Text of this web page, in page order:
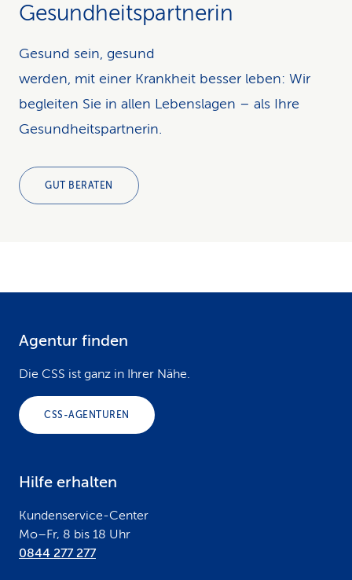
Gesundheitspartnerin
Gesund sein, gesund
werden, mit einer Krankheit besser leben: Wir
begleiten Sie in allen Lebenslagen – als Ihre
Gesundheitspartnerin.
GUT BERATEN
Agentur finden
Die CSS ist ganz in Ihrer Nähe.
CSS-AGENTUREN
Hilfe erhalten
Kundenservice-Center
Mo–Fr, 8 bis 18 Uhr
0844 277 277